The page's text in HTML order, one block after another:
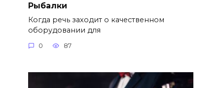
Рыбалки
Когда речь заходит о качественном
оборудовании для
0 87